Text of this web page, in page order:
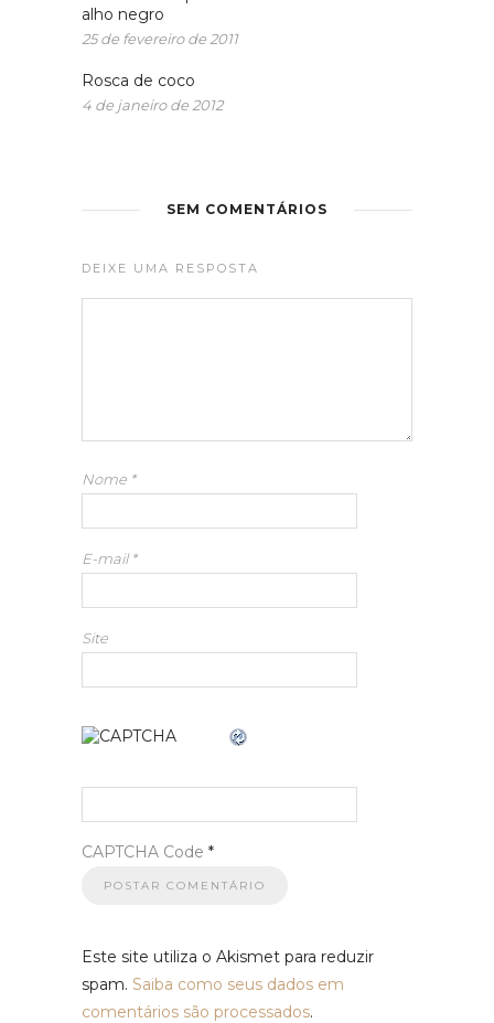
alho negro
25 de fevereiro de 2011
Rosca de coco
4 de janeiro de 2012
SEM COMENTÁRIOS
DEIXE UMA RESPOSTA
Nome *
E-mail*
Site
CAPTCHA Code *
Este site utiliza o Akismet para reduzir
spam. Saiba como seus dados em
comentários são processados.